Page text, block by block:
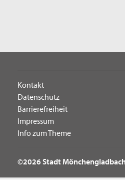
Kontakt
Datenschutz
Barrierefreiheit
Impressum
Info zum Theme
©2026 Stadt Mönchengladbach